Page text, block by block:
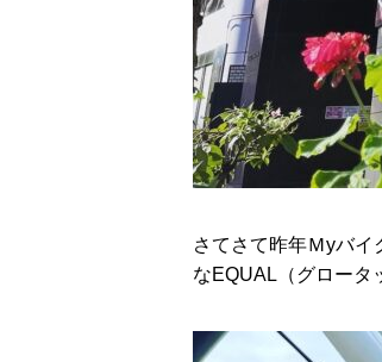
さてさて昨年Ｍyバ
なEQUAL（グロータ